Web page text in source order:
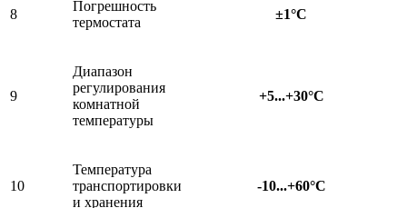
8
Погрешность
термостата
±1°С
9
Диапазон
регулирования
комнатной
температуры
+5...+30°C
10
Температура
транспортировки
и хранения
-10...+60°С